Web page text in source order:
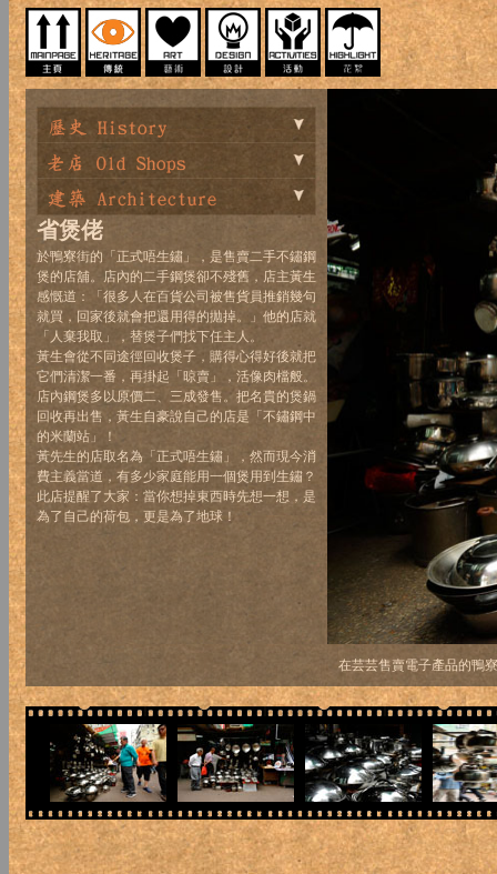
省煲佬
於鴨寮街的「正式唔生鏽」，是售賣二手不鏽鋼
煲的店舖。店內的二手鋼煲卻不殘舊，店主黃生
感慨道：「很多人在百貨公司被售貨員推銷幾句
就買，回家後就會把還用得的拋掉。」他的店就
「人棄我取」，替煲子們找下任主人。
黃生會從不同途徑回收煲子，購得心得好後就把
它們清潔一番，再掛起「晾賣」，活像肉檔般。
店內鋼煲多以原價二、三成發售。把名貴的煲鍋
回收再出售，黃生自豪說自己的店是「不鏽鋼中
的米蘭站」！
黃先生的店取名為「正式唔生鏽」，然而現今消
費主義當道，有多少家庭能用一個煲用到生鏽？
此店提醒了大家：當你想掉東西時先想一想，是
為了自己的荷包，更是為了地球！
在芸芸售賣電子產品的鴨